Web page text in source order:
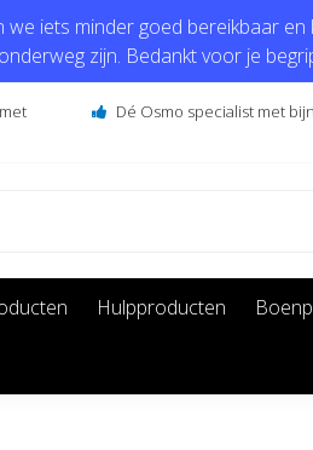
iets minder goed bereikbaar en
zijn. Bedankt voor je
Dé Osmo specialist met
Hulpproducten